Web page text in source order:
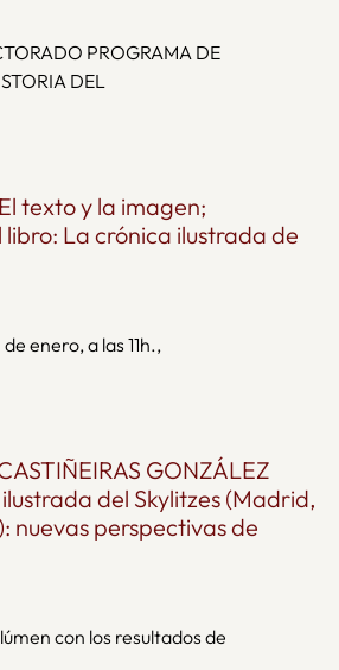
PROGRAMA DE
DEL
texto y la imagen;
La crónica ilustrada de
enero, a las 11h.,
GONZÁLEZ
del Skylitzes (Madrid,
nuevas perspectivas de
con los resultados de